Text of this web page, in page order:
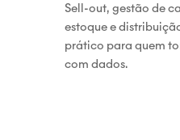
Sell-out, gestão de
estoque e
prático para quem
com dados.